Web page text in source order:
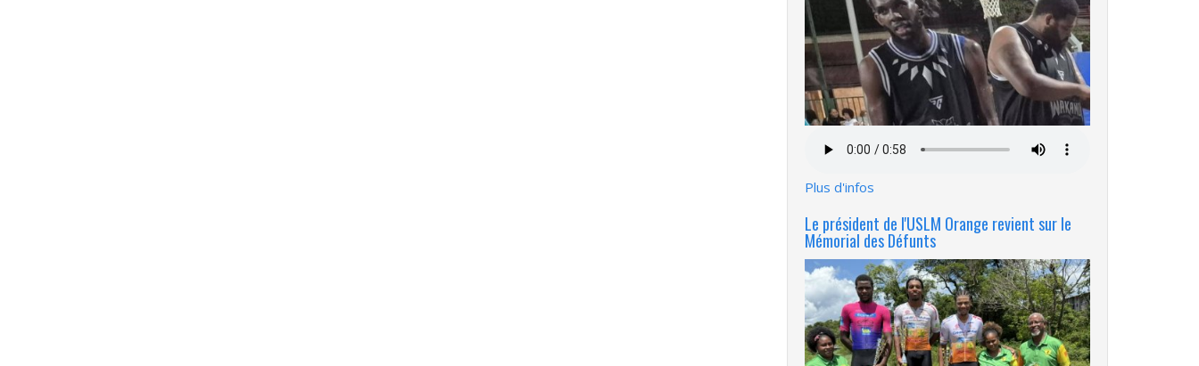
audio
Plus d'infos
Le président de l'USLM Orange revient sur le
Mémorial des Défunts